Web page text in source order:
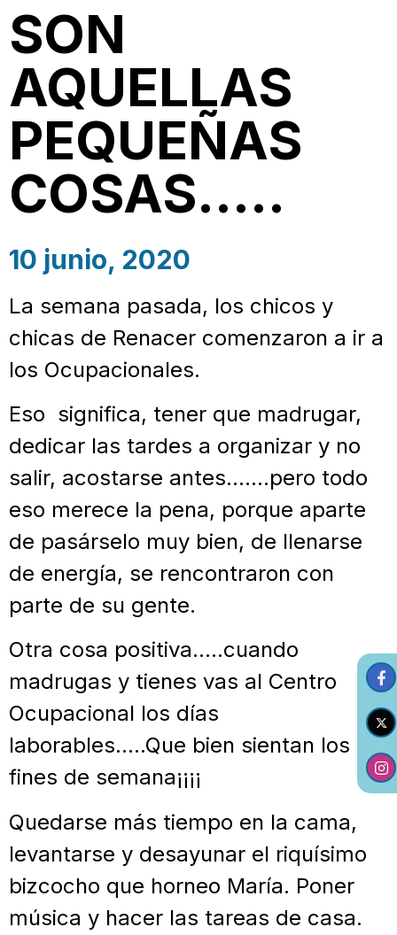
SON
AQUELLAS
PEQUEÑAS
COSAS…..
10 junio, 2020
La semana pasada, los chicos y
chicas de Renacer comenzaron a ir a
los Ocupacionales.
Eso significa, tener que madrugar,
dedicar las tardes a organizar y no
salir, acostarse antes…….pero todo
eso merece la pena, porque aparte
de pasárselo muy bien, de llenarse
de energía, se rencontraron con
parte de su gente.
Otra cosa positiva…..cuando
madrugas y tienes vas al Centro
Ocupacional los días
laborables…..Que bien sientan los
fines de semana¡¡¡¡
Quedarse más tiempo en la cama,
levantarse y desayunar el riquísimo
bizcocho que horneo María. Poner
música y hacer las tareas de casa.